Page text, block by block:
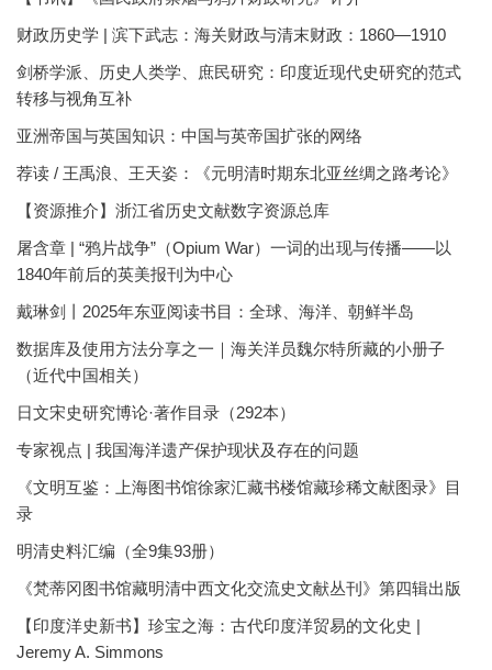
财政历史学 | 滨下武志：海关财政与清末财政：1860—1910
剑桥学派、历史人类学、庶民研究：印度近现代史研究的范式
转移与视角互补
亚洲帝国与英国知识：中国与英帝国扩张的网络
荐读 / 王禹浪、王天姿：《元明清时期东北亚丝绸之路考论》
【资源推介】浙江省历史文献数字资源总库
屠含章 | “鸦片战争”（Opium War）一词的出现与传播——以
1840年前后的英美报刊为中心
戴琳剑丨2025年东亚阅读书目：全球、海洋、朝鲜半岛
数据库及使用方法分享之一｜海关洋员魏尔特所藏的小册子
（近代中国相关）
日文宋史研究博论·著作目录（292本）
专家视点 | 我国海洋遗产保护现状及存在的问题
《文明互鉴：上海图书馆徐家汇藏书楼馆藏珍稀文献图录》目
录
明清史料汇编（全9集93册）
《梵蒂冈图书馆藏明清中西文化交流史文献丛刊》第四辑出版
【印度洋史新书】珍宝之海：古代印度洋贸易的文化史 |
Jeremy A. Simmons